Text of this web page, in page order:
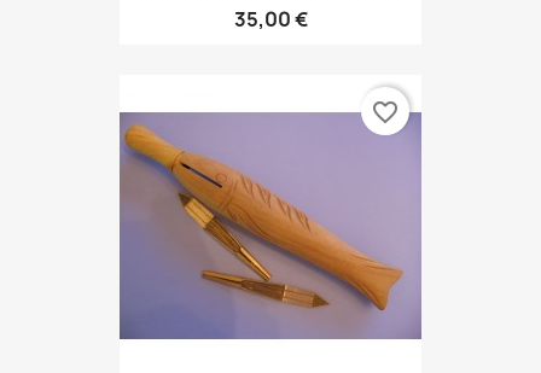
35,00 €
favorite_border